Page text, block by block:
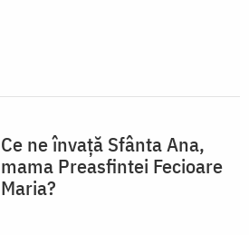
Ce ne învață Sfânta Ana,
mama Preasfintei Fecioare
Maria?